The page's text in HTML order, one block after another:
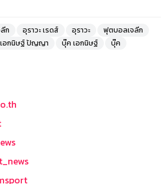
ก อุราวะ เรดส์ อุราวะ
ฟุตบอลเจลีก
อกนิษฐ์ ปัญญา บุ๊ค เอกนิษฐ์
บุ๊ค